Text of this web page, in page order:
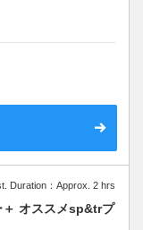
Duration：Approx. 2 hrs
＋ オススメsp&trプ